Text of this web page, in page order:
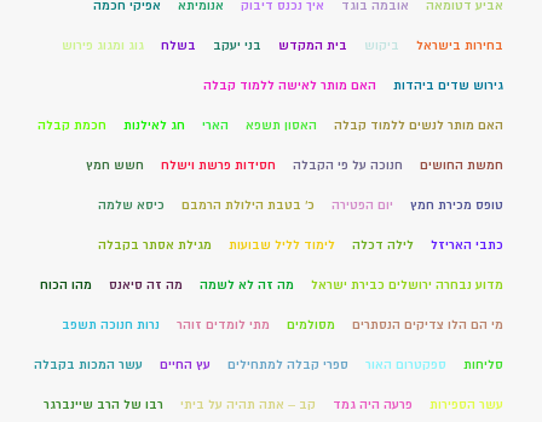
אביע דטומאה אובמה בוגד איך נכנס דיבוק אנומיתא אפיקי חכמה
בחירות בישראל ביקוש בית המקדש בני יעקב בשלח גוג ומגוג פירוש
גירוש שדים ביהדות האם מותר לאישה ללמוד קבלה
האם מותר לנשים ללמוד קבלה האסון תשפא הארי חג לאילנות חכמת קבלה
חמשת החושים חנוכה על פי הקבלה חסידות פרשת וישלח חשש חמץ
טופס מכירת חמץ יום הפטירה כ' בטבת הילולת הרמבם כיסא שלמה
כתבי האריזל לילה דכלה לימוד לליל שבועות מגילת אסתר בקבלה
מדוע נבחרה ירושלים כבירת ישראל מה זה לא לשמה מה זה סיאנס מהו הכוח
מי הם הלו צדיקים הנסתרים מסולמים מתי לומדים זוהר נרות חנוכה תשפב
סליחות ספקטרום האור ספרי קבלה למתחילים עץ החיים עשר המכות בקבלה
עשר הספירות פרעה היה גמד קב – אתה תהיה על ביתי רבו של הרב שיינברגר